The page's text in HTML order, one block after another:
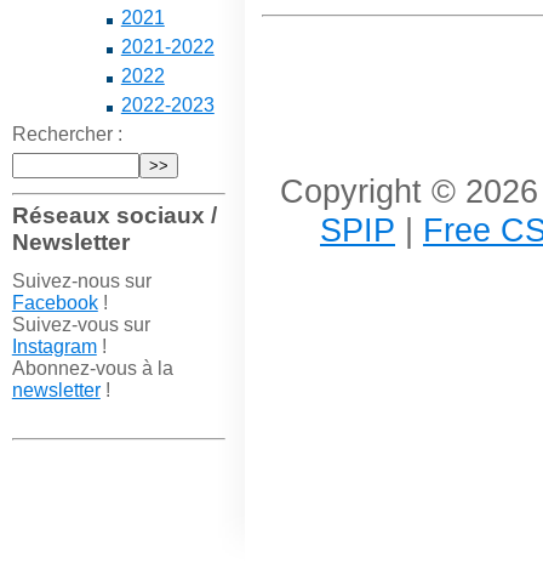
2021
2021-2022
2022
2022-2023
Rechercher :
Réseaux sociaux /
Newsletter
Suivez-nous sur
Facebook!
Suivez-vous sur
Instagram!
Abonnez-vous à la
newsletter!
Copyright ©
SPIP | Free